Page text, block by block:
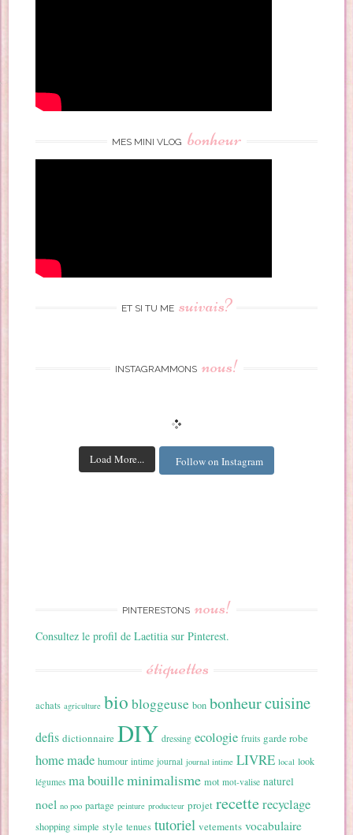
MES MINI VLOG bonheur
ET SI TU ME suivais?
INSTAGRAMMONS nous!
Load More... Follow on Instagram
PINTERESTONS nous!
Consultez le profil de Laetitia sur Pinterest.
étiquettes
achats agriculture bio bloggeuse bon bonheurcuisine
defis dictionnaire DIY dressing ecologie fruits garde robe
home made humour intime journal journal intime LIVRE local look
légumes ma bouilleminimalisme mot mot-valise naturel
noel no poo partage peinture producteur projet recetterecyclage
shopping simple style tenues tutoriel vetements vocabulaire